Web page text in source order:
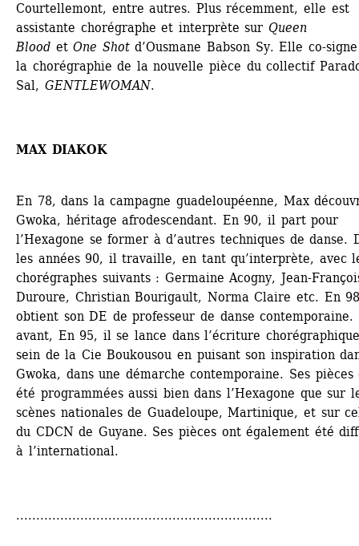
Courtellemont, entre autres. Plus récemment, elle est
assistante chorégraphe et interprète sur Queen
Blood et One Shotd’Ousmane Babson Sy. Elle co-
la chorégraphie de la nouvelle pièce du collectif
Sal, GENTLEWOMAN.
MAX DIAKOK
En 78, dans la campagne guadeloupéenne, Max
Gwoka, héritage afrodescendant. En 90, il part pour
l’Hexagone se former à d’autres techniques de danse.
les années 90, il travaille, en tant qu’interprète, avec
chorégraphes suivants : Germaine Acogny, Jean-
Duroure, Christian Bourigault, Norma Claire etc. En
obtient son DE de professeur de danse contemporaine.
avant, En 95, il se lance dans l’écriture
sein de la Cie Boukousou en puisant son inspiration
Gwoka, dans une démarche contemporaine. Ses pièces
été programmées aussi bien dans l’Hexagone que sur
scènes nationales de Guadeloupe, Martinique, et sur
du CDCN de Guyane. Ses pièces ont également été
à l’international.
................................................................